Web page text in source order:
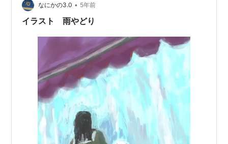
です）を好きになり海外公演中妊娠が発覚しますが、
「俺じゃあないよね」なんてひどい事を言われてしまい
なにかの3.0 • 5年前
イラスト 雨やどり